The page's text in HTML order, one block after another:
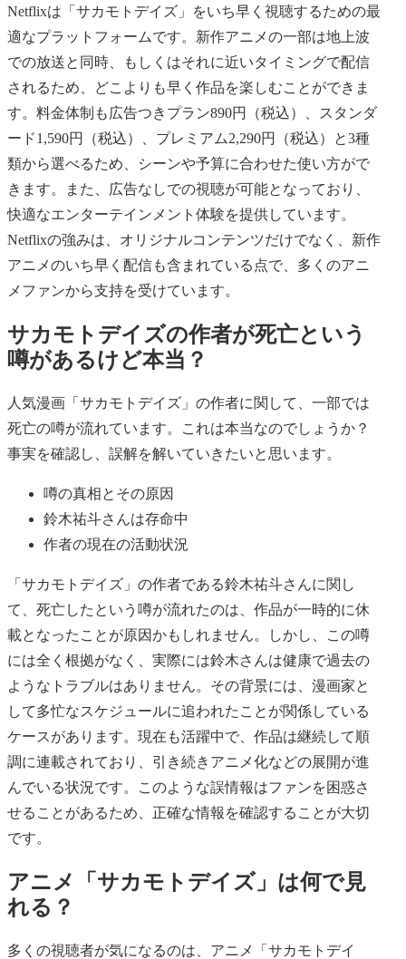
Netflixは「サカモトデイズ」をいち早く視聴するための最
適なプラットフォームです。新作アニメの一部は地上波
での放送と同時、もしくはそれに近いタイミングで配信
されるため、どこよりも早く作品を楽しむことができま
す。料金体制も広告つきプラン890円（税込）、スタンダ
ード1,590円（税込）、プレミアム2,290円（税込）と3種
類から選べるため、シーンや予算に合わせた使い方がで
きます。また、広告なしでの視聴が可能となっており、
快適なエンターテインメント体験を提供しています。
Netflixの強みは、オリジナルコンテンツだけでなく、新作
アニメのいち早く配信も含まれている点で、多くのアニ
メファンから支持を受けています。
サカモトデイズの作者が死亡という
噂があるけど本当？
人気漫画「サカモトデイズ」の作者に関して、一部では
死亡の噂が流れています。これは本当なのでしょうか？
事実を確認し、誤解を解いていきたいと思います。
噂の真相とその原因
鈴木祐斗さんは存命中
作者の現在の活動状況
「サカモトデイズ」の作者である鈴木祐斗さんに関し
て、死亡したという噂が流れたのは、作品が一時的に休
載となったことが原因かもしれません。しかし、この噂
には全く根拠がなく、実際には鈴木さんは健康で過去の
ようなトラブルはありません。その背景には、漫画家と
して多忙なスケジュールに追われたことが関係している
ケースがあります。現在も活躍中で、作品は継続して順
調に連載されており、引き続きアニメ化などの展開が進
んでいる状況です。このような誤情報はファンを困惑さ
せることがあるため、正確な情報を確認することが大切
です。
アニメ「サカモトデイズ」は何で見
れる？
多くの視聴者が気になるのは、アニメ「サカモトデイ